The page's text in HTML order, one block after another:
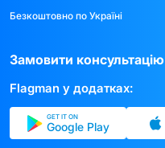
Безкоштовно по Україні
Замовити консультацію
Flagman у додатках:
GET IT ON
Google Play